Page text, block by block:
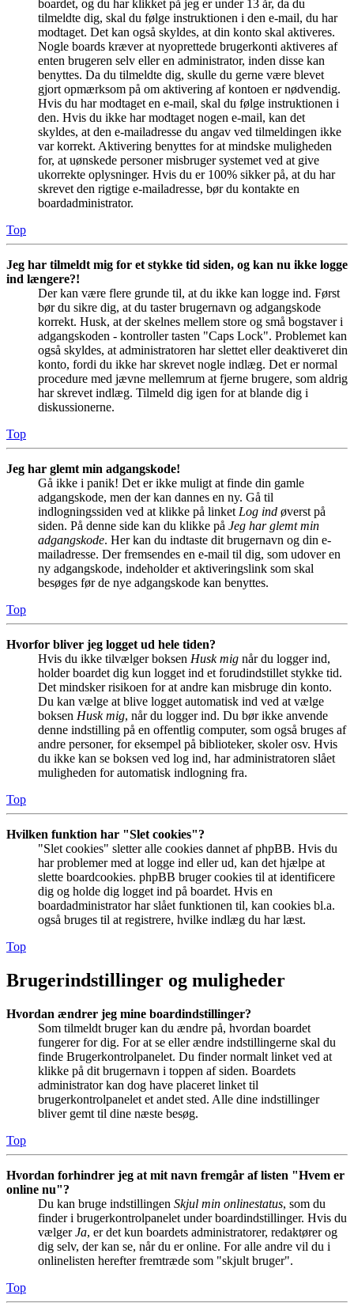
boardet, og du har klikket på jeg er under 13 år, da du
tilmeldte dig, skal du følge instruktionen i den e-mail, du har
modtaget. Det kan også skyldes, at din konto skal aktiveres.
Nogle boards kræver at nyoprettede brugerkonti aktiveres af
enten brugeren selv eller en administrator, inden disse kan
benyttes. Da du tilmeldte dig, skulle du gerne være blevet
gjort opmærksom på om aktivering af kontoen er nødvendig.
Hvis du har modtaget en e-mail, skal du følge instruktionen i
den. Hvis du ikke har modtaget nogen e-mail, kan det
skyldes, at den e-mailadresse du angav ved tilmeldingen ikke
var korrekt. Aktivering benyttes for at mindske muligheden
for, at uønskede personer misbruger systemet ved at give
ukorrekte oplysninger. Hvis du er 100% sikker på, at du har
skrevet den rigtige e-mailadresse, bør du kontakte en
boardadministrator.
Top
Jeg har tilmeldt mig for et stykke tid siden, og kan nu ikke logge
ind længere?!
Der kan være flere grunde til, at du ikke kan logge ind. Først
bør du sikre dig, at du taster brugernavn og adgangskode
korrekt. Husk, at der skelnes mellem store og små bogstaver i
adgangskoden - kontroller tasten "Caps Lock". Problemet kan
også skyldes, at administratoren har slettet eller deaktiveret din
konto, fordi du ikke har skrevet nogle indlæg. Det er normal
procedure med jævne mellemrum at fjerne brugere, som aldrig
har skrevet indlæg. Tilmeld dig igen for at blande dig i
diskussionerne.
Top
Jeg har glemt min adgangskode!
Gå ikke i panik! Det er ikke muligt at finde din gamle
adgangskode, men der kan dannes en ny. Gå til
indlogningssiden ved at klikke på linket Log ind øverst på
siden. På denne side kan du klikke på Jeg har glemt min
adgangskode. Her kan du indtaste dit brugernavn og din e-
mailadresse. Der fremsendes en e-mail til dig, som udover en
ny adgangskode, indeholder et aktiveringslink som skal
besøges før de nye adgangskode kan benyttes.
Top
Hvorfor bliver jeg logget ud hele tiden?
Hvis du ikke tilvælger boksen Husk mig når du logger ind,
holder boardet dig kun logget ind et forudindstillet stykke tid.
Det mindsker risikoen for at andre kan misbruge din konto.
Du kan vælge at blive logget automatisk ind ved at vælge
boksen Husk mig, når du logger ind. Du bør ikke anvende
denne indstilling på en offentlig computer, som også bruges af
andre personer, for eksempel på biblioteker, skoler osv. Hvis
du ikke kan se boksen ved log ind, har administratoren slået
muligheden for automatisk indlogning fra.
Top
Hvilken funktion har "Slet cookies"?
"Slet cookies" sletter alle cookies dannet af phpBB. Hvis du
har problemer med at logge ind eller ud, kan det hjælpe at
slette boardcookies. phpBB bruger cookies til at identificere
dig og holde dig logget ind på boardet. Hvis en
boardadministrator har slået funktionen til, kan cookies bl.a.
også bruges til at registrere, hvilke indlæg du har læst.
Top
Brugerindstillinger og muligheder
Hvordan ændrer jeg mine boardindstillinger?
Som tilmeldt bruger kan du ændre på, hvordan boardet
fungerer for dig. For at se eller ændre indstillingerne skal du
finde Brugerkontrolpanelet. Du finder normalt linket ved at
klikke på dit brugernavn i toppen af siden. Boardets
administrator kan dog have placeret linket til
brugerkontrolpanelet et andet sted. Alle dine indstillinger
bliver gemt til dine næste besøg.
Top
Hvordan forhindrer jeg at mit navn fremgår af listen "Hvem er
online nu"?
Du kan bruge indstillingen Skjul min onlinestatus, som du
finder i brugerkontrolpanelet under boardindstillinger. Hvis du
vælgerJa, er det kun boardets administratorer, redaktører og
dig selv, der kan se, når du er online. For alle andre vil du i
onlinelisten herefter fremtræde som "skjult bruger".
Top